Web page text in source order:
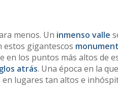
menos. Un inmenso valle
estos gigantescos
en los puntos más altos de
atrás. Una época en la
lugares tan altos e